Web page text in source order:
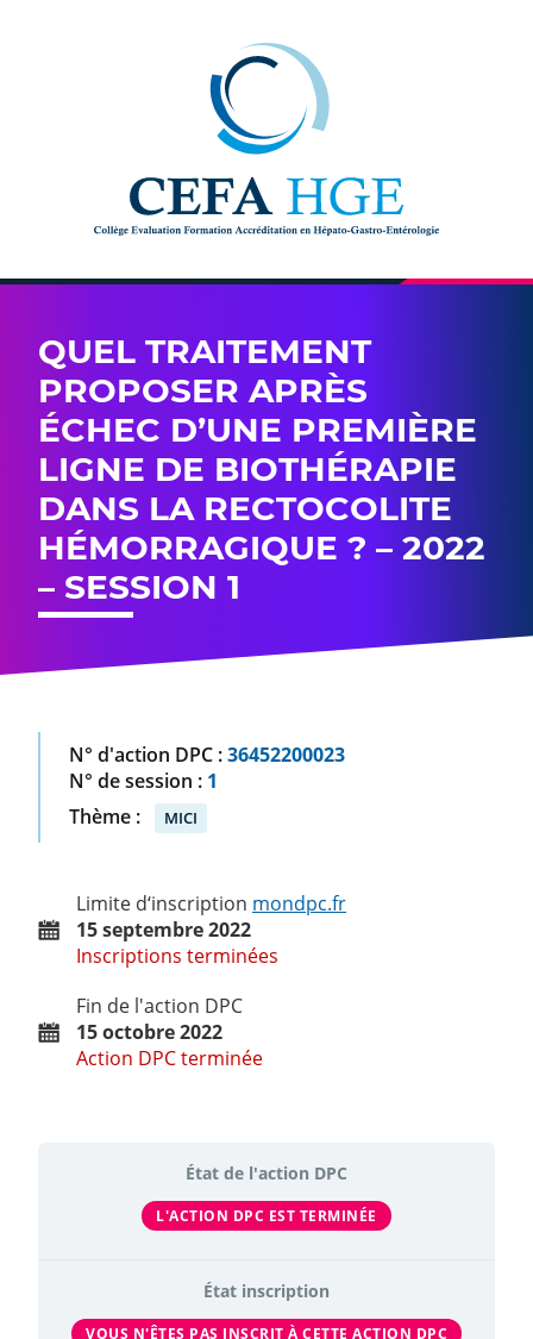
QUEL TRAITEMENT
PROPOSER APRÈS
ÉCHEC D’UNE PREMIÈRE
LIGNE DE BIOTHÉRAPIE
DANS LA RECTOCOLITE
HÉMORRAGIQUE ? – 2022
– SESSION 1
N° d'action DPC :36452200023
N° de session : 1
Thème :
MICI
Limite d‘inscription mondpc.fr
15 septembre 2022
Inscriptions terminées
Fin de l'action DPC
15 octobre 2022
Action DPC terminée
État de l'action DPC
L'ACTION DPC EST TERMINÉE
État inscription
VOUS N'ÊTES PAS INSCRIT À CETTE ACTION DPC